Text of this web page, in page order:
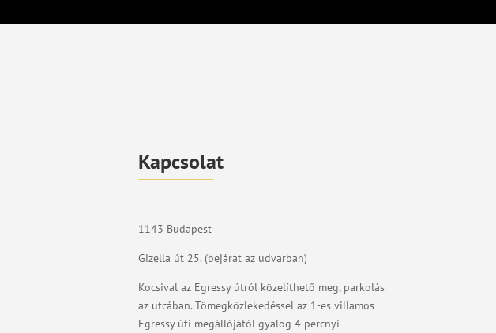
Kapcsolat
1143 Budapest
Gizella út 25. (bejárat az udvarban)
Kocsival az Egressy útról közelíthető meg, parkolás
az utcában. Tömegközlekedéssel az 1-es villamos
Egressy úti megállójától gyalog 4 percnyi